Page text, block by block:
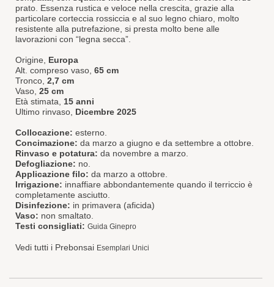
prato. Essenza rustica e veloce nella crescita, grazie alla
particolare corteccia rossiccia e al suo legno chiaro, molto
resistente alla putrefazione, si presta molto bene alle
lavorazioni con “legna secca”.
Origine, Europa
Alt. compreso vaso, 65 cm
Tronco, 2,7 cm
Vaso, 25 cm
Età stimata, 15 anni
Ultimo rinvaso, Dicembre 2025
Collocazione: esterno.
Concimazione: da marzo a giugno e da settembre a ottobre.
Rinvaso e potatura: da novembre a marzo.
Defogliazione: no.
Applicazione filo: da marzo a ottobre.
Irrigazione: innaffiare abbondantemente quando il terriccio è
completamente asciutto.
Disinfezione: in primavera (aficida)
Vaso: non smaltato.
Testi consigliati: Guida Ginepro
Vedi tutti i Prebonsai Esemplari Unici